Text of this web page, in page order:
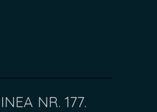
NR. 177.